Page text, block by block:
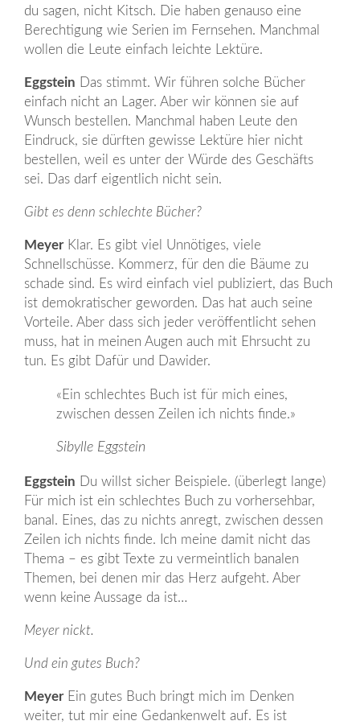
du sagen, nicht Kitsch. Die haben genauso eine
Berechtigung wie Serien im Fernsehen. Manchmal
wollen die Leute einfach leichte Lektüre.
Eggstein Das stimmt. Wir führen solche Bücher
einfach nicht an Lager. Aber wir können sie auf
Wunsch bestellen. Manchmal haben Leute den
Eindruck, sie dürften gewisse Lektüre hier nicht
bestellen, weil es unter der Würde des Geschäfts
sei. Das darf eigentlich nicht sein.
Gibt es denn schlechte Bücher?
MeyerKlar. Es gibt viel Unnötiges, viele
Schnellschüsse. Kommerz, für den die Bäume zu
schade sind. Es wird einfach viel publiziert, das Buch
ist demokratischer geworden. Das hat auch seine
Vorteile. Aber dass sich jeder veröffentlicht sehen
muss, hat in meinen Augen auch mit Ehrsucht zu
tun. Es gibt Dafür und Dawider.
«Ein schlechtes Buch ist für mich eines,
zwischen dessen Zeilen ich nichts finde.»
Sibylle Eggstein
Eggstein Du willst sicher Beispiele. (überlegt lange)
Für mich ist ein schlechtes Buch zu vorhersehbar,
banal. Eines, das zu nichts anregt, zwischen dessen
Zeilen ich nichts finde. Ich meine damit nicht das
Thema – es gibt Texte zu vermeintlich banalen
Themen, bei denen mir das Herz aufgeht. Aber
wenn keine Aussage da ist…
Meyer nickt.
Und ein gutes Buch?
MeyerEin gutes Buch bringt mich im Denken
weiter, tut mir eine Gedankenwelt auf. Es ist